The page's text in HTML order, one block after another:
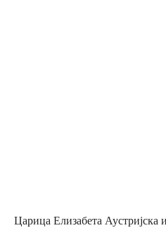
Царица Елизабета Аустријска